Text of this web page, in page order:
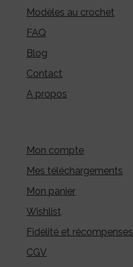
Modèles au crochet
FAQ
Blog
Contact
A propos
Mon compte
Mes téléchargements
Mon panier
Wishlist
Fidélité et récompenses
CGV